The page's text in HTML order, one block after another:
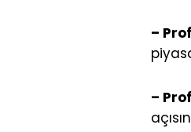
–
–